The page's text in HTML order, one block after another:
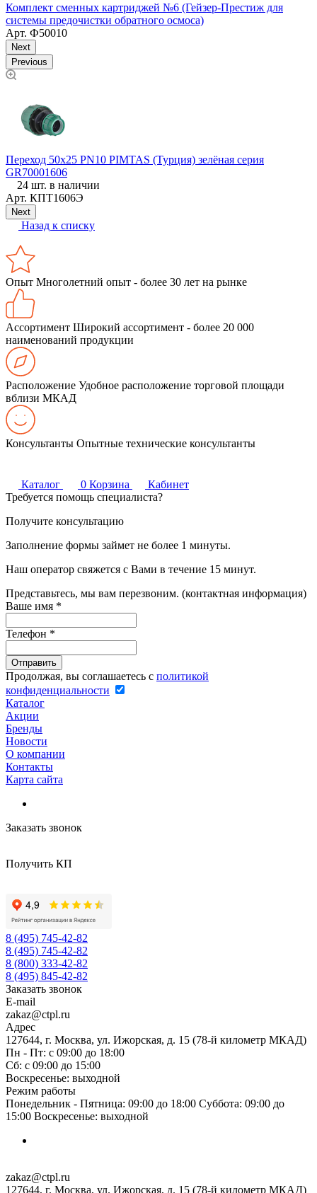
Комплект сменных картриджей №6 (Гейзер-Престиж для
системы предочистки обратного осмоса)
Арт. Ф50010
Next
Previous
Переход 50х25 PN10 PIMTAS (Турция) зелёная серия
GR70001606
24 шт. в наличии
Арт. КПТ1606Э
Next
Назад к списку
Опыт Многолетний опыт - более 30 лет на рынке
Ассортимент Широкий ассортимент - более 20 000
наименований продукции
Расположение Удобное расположение торговой площади
вблизи МКАД
Консультанты Опытные технические консультанты
Каталог 0 Корзина
Кабинет
Требуется помощь специалиста?
Получите консультацию
Заполнение формы займет не более 1 минуты.
Наш оператор свяжется с Вами в течение 15 минут.
Представьтесь, мы вам перезвоним. (контактная информация)
Ваше имя *
Телефон *
Продолжая, вы соглашаетесь с политикой
конфиденциальности
Каталог
Акции
Бренды
Новости
О компании
Контакты
Карта сайта
Заказать звонок
Получить КП
8 (495) 745-42-82
8 (495) 745-42-82
8 (800) 333-42-82
8 (495) 845-42-82
Заказать звонок
E-mail
zakaz@ctpl.ru
Адрес
127644, г. Москва, ул. Ижорская, д. 15 (78-й километр МКАД)
Пн - Пт: с 09:00 до 18:00
Сб: с 09:00 до 15:00
Воскресенье: выходной
Режим работы
Понедельник - Пятница: 09:00 до 18:00 Суббота: 09:00 до
15:00 Воскресенье: выходной
zakaz@ctpl.ru
127644, г. Москва, ул. Ижорская, д. 15 (78-й километр МКАД)